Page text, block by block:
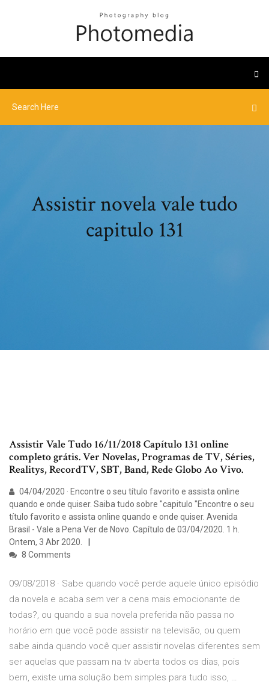
Assistir novela vale tudo
capitulo 131
Assistir Vale Tudo 16/11/2018 Capítulo 131 online
completo grátis. Ver Novelas, Programas de TV, Séries,
Realitys, RecordTV, SBT, Band, Rede Globo Ao Vivo.
04/04/2020 · Encontre o seu título favorito e assista online
quando e onde quiser. Saiba tudo sobre "capitulo "Encontre o seu
título favorito e assista online quando e onde quiser. Avenida
Brasil - Vale a Pena Ver de Novo. Capítulo de 03/04/2020. 1 h.
Ontem, 3 Abr 2020.
8 Comments
09/08/2018 · Sabe quando você perde aquele único episódio
da novela e acaba sem ver a cena mais emocionante de
todas?, ou quando a sua novela preferida não passa no
horário em que você pode assistir na televisão, ou quem
sabe ainda quando você quer assistir novelas diferentes sem
ser aquelas que passam na tv aberta todos os dias, pois
bem, existe uma solução bem simples para tudo isso, …